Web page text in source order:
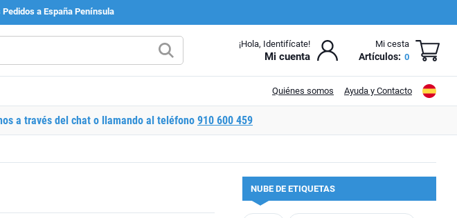
a España Península
¡Hola, Identifícate!
Mi cuenta
Mi cesta
Artículos: 0
Quiénes somos Ayuda y Contacto
a través del chat o llamando al teléfono 910 600 459
NUBE DE ETIQUETAS